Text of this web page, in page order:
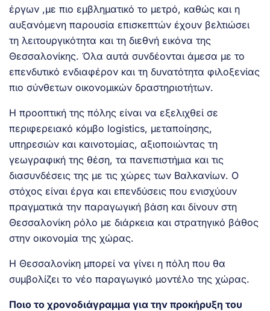
έργων ,με πιο εμβληματικό το μετρό, καθώς και η
αυξανόμενη παρουσία επισκεπτών έχουν βελτιώσει
τη λειτουργικότητα και τη διεθνή εικόνα της
Θεσσαλονίκης. Όλα αυτά συνδέονται άμεσα με το
επενδυτικό ενδιαφέρον και τη δυνατότητα φιλοξενίας
πιο σύνθετων οικονομικών δραστηριοτήτων.
Η προοπτική της πόλης είναι να εξελιχθεί σε
περιφερειακό κόμβο logistics, μεταποίησης,
υπηρεσιών και καινοτομίας, αξιοποιώντας τη
γεωγραφική της θέση, τα πανεπιστήμια και τις
διασυνδέσεις της με τις χώρες των Βαλκανίων. Ο
στόχος είναι έργα και επενδύσεις που ενισχύουν
πραγματικά την παραγωγική βάση και δίνουν στη
Θεσσαλονίκη ρόλο με διάρκεια και στρατηγικό βάθος
στην οικονομία της χώρας.
Η Θεσσαλονίκη μπορεί να γίνει η πόλη που θα
συμβολίζει το νέο παραγωγικό μοντέλο της χώρας.
Ποιο το χρονοδιάγραμμα για την προκήρυξη του